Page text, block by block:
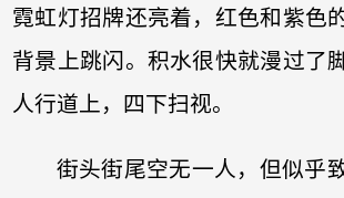
霓虹灯招牌还亮着，红色和紫色
背景上跳闪。积水很快就漫过了
人行道上，四下扫视。
街头街尾空无一人，但似乎